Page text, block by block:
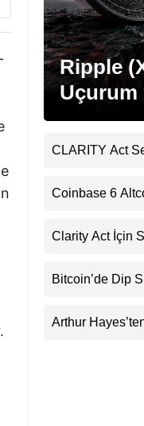
Ripple
Uçurum
CLARITY Act
Coinbase 6
Clarity Act İçin
Bitcoin’de Dip
Arthur